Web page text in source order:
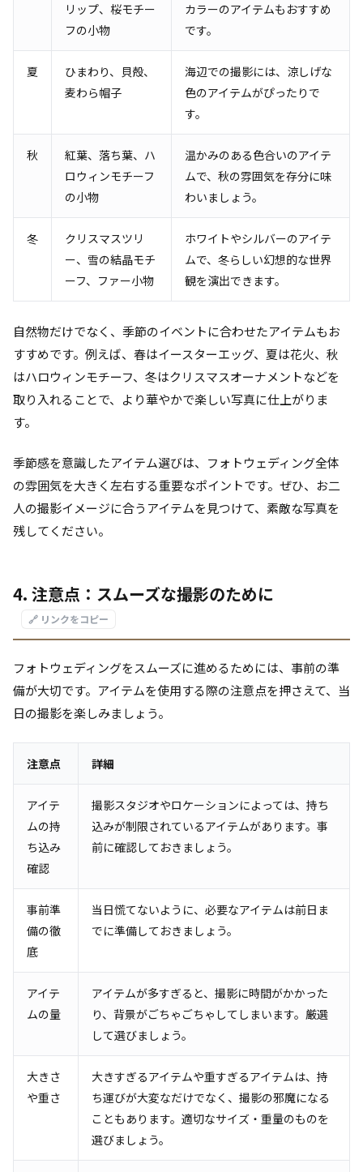
リップ、桜モチー
フの小物
カラーのアイテムもおすすめ
です。
夏
ひまわり、貝殻、
麦わら帽子
海辺での撮影には、涼しげな
色のアイテムがぴったりで
す。
秋
紅葉、落ち葉、ハ
ロウィンモチーフ
の小物
温かみのある色合いのアイテ
ムで、秋の雰囲気を存分に味
わいましょう。
冬
クリスマスツリ
ー、雪の結晶モチ
ーフ、ファー小物
ホワイトやシルバーのアイテ
ムで、冬らしい幻想的な世界
観を演出できます。
自然物だけでなく、季節のイベントに合わせたアイテムもお
すすめです。例えば、春はイースターエッグ、夏は花火、秋
はハロウィンモチーフ、冬はクリスマスオーナメントなどを
取り入れることで、より華やかで楽しい写真に仕上がりま
す。
季節感を意識したアイテム選びは、フォトウェディング全体
の雰囲気を大きく左右する重要なポイントです。ぜひ、お二
人の撮影イメージに合うアイテムを見つけて、素敵な写真を
残してください。
4. 注意点：スムーズな撮影のために
🔗 リンクをコピー
フォトウェディングをスムーズに進めるためには、事前の準
備が大切です。アイテムを使用する際の注意点を押さえて、当
日の撮影を楽しみましょう。
注意点 詳細
アイテ
ムの持
ち込み
確認
撮影スタジオやロケーションによっては、持ち
込みが制限されているアイテムがあります。事
前に確認しておきましょう。
事前準
備の徹
底
当日慌てないように、必要なアイテムは前日ま
でに準備しておきましょう。
アイテ
ムの量
アイテムが多すぎると、撮影に時間がかかった
り、背景がごちゃごちゃしてしまいます。厳選
して選びましょう。
大きさ
や重さ
大きすぎるアイテムや重すぎるアイテムは、持
ち運びが大変なだけでなく、撮影の邪魔になる
こともあります。適切なサイズ・重量のものを
選びましょう。